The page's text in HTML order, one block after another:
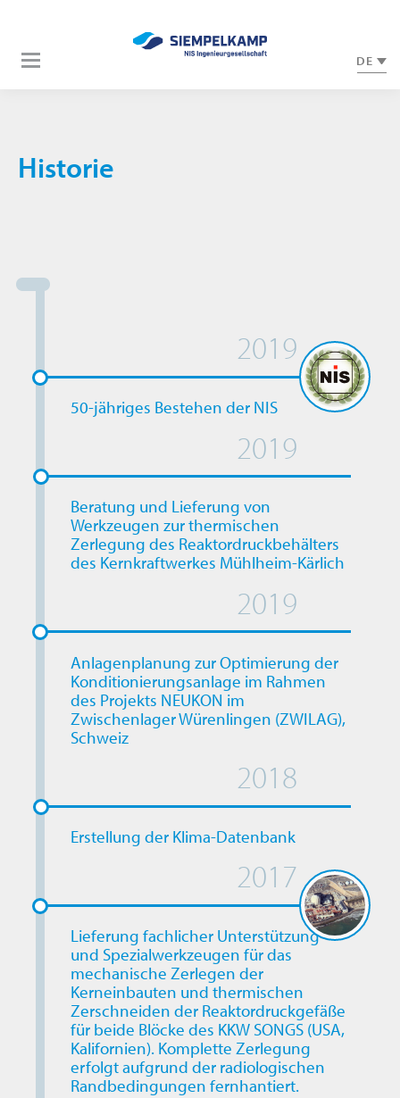
DE
Historie
50-jähriges Bestehen der NIS
2019
Beratung und Lieferung von
Werkzeugen zur thermischen
Zerlegung des Reaktordruckbehälters
des Kernkraftwerkes Mühlheim-Kärlich
2019
Anlagenplanung zur Optimierung der
Konditionierungsanlage im Rahmen
des Projekts NEUKON im
Zwischenlager Würenlingen (ZWILAG),
Schweiz
2019
Erstellung der Klima-Datenbank
2018
Lieferung fachlicher Unterstützung
und Spezialwerkzeugen für das
mechanische Zerlegen der
Kerneinbauten und thermischen
Zerschneiden der Reaktordruckgefäße
für beide Blöcke des KKW SONGS (USA,
Kalifornien). Komplette Zerlegung
erfolgt aufgrund der radiologischen
Randbedingungen fernhantiert.
2017